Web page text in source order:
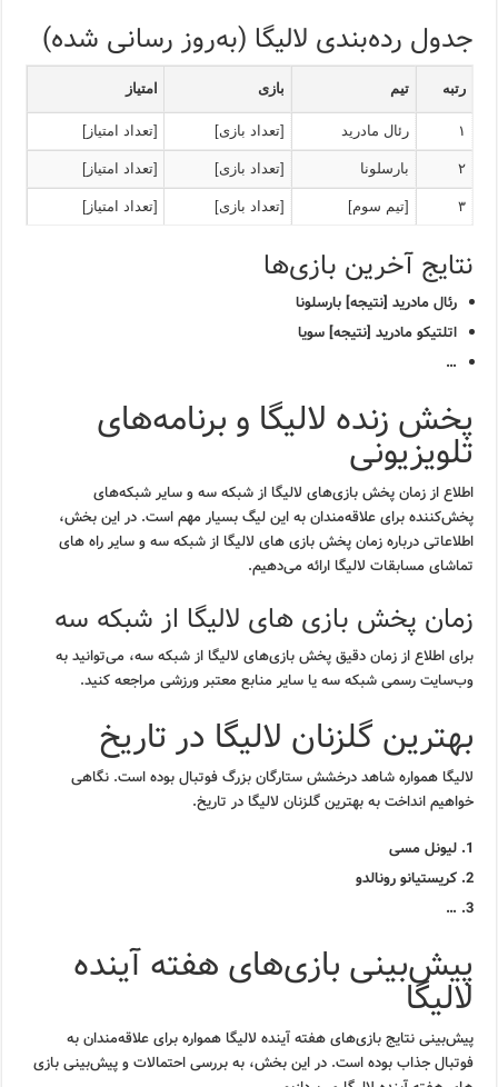
جدول رده‌بندی لالیگا (به‌روز رسانی شده)
رتبه تیم بازی امتیاز
۱ رئال مادرید [تعداد بازی] [تعداد امتیاز]
۲ بارسلونا [تعداد بازی] [تعداد امتیاز]
۳ [تیم سوم] [تعداد بازی] [تعداد امتیاز]
نتایج آخرین بازی‌ها
رئال مادرید [نتیجه] بارسلونا
اتلتیکو مادرید [نتیجه] سویا
…
پخش زنده لالیگا و برنامه‌های
تلویزیونی
اطلاع از زمان پخش بازی‌های لالیگا از شبکه سه و سایر شبکه‌های
پخش‌کننده برای علاقه‌مندان به این لیگ بسیار مهم است. در این بخش،
اطلاعاتی درباره زمان پخش بازی های لالیگا از شبکه سه و سایر راه های
تماشای مسابقات لالیگا ارائه می‌دهیم.
زمان پخش بازی های لالیگا از شبکه سه
برای اطلاع از زمان دقیق پخش بازی‌های لالیگا از شبکه سه، می‌توانید به
وب‌سایت رسمی شبکه سه یا سایر منابع معتبر ورزشی مراجعه کنید.
بهترین گلزنان لالیگا در تاریخ
لالیگا همواره شاهد درخشش ستارگان بزرگ فوتبال بوده است. نگاهی
خواهیم انداخت به بهترین گلزنان لالیگا در تاریخ.
لیونل مسی
کریستیانو رونالدو
…
پیش‌بینی بازی‌های هفته آینده
لالیگا
پیش‌بینی نتایج بازی‌های هفته آینده لالیگا همواره برای علاقه‌مندان به
فوتبال جذاب بوده است. در این بخش، به بررسی احتمالات و پیش‌بینی بازی